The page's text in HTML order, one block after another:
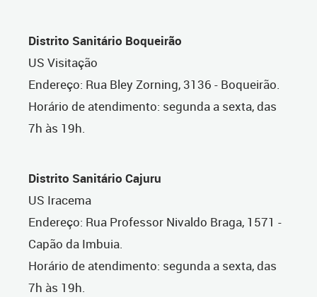
Distrito Sanitário Boqueirão
US Visitação
Endereço: Rua Bley Zorning, 3136 - Boqueirão.
Horário de atendimento: segunda a sexta, das
7h às 19h.
Distrito Sanitário Cajuru
US Iracema
Endereço: Rua Professor Nivaldo Braga, 1571 -
Capão da Imbuia.
Horário de atendimento: segunda a sexta, das
7h às 19h.